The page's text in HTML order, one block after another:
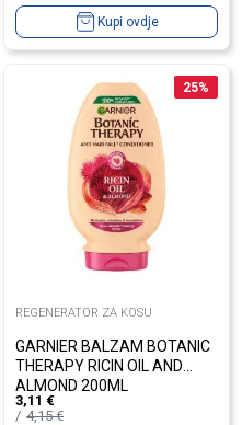
Kupi ovdje
25%
REGENERATOR ZA KOSU
GARNIER BALZAM BOTANIC
THERAPY RICIN OIL AND
ALMOND 200ML
3,11 €
4,15€